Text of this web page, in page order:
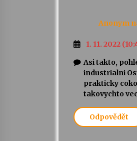
Anonym
1. 11. 2022
Asi takto,
industrialni
prakticky
takovychto
Odpovědět